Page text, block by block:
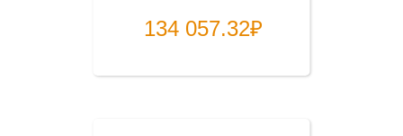
134 057.32₽